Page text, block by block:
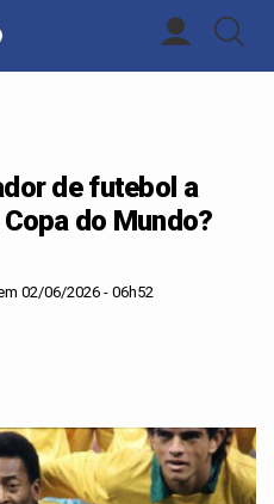
de futebol a
do Mundo?
02/06/2026 - 06h52